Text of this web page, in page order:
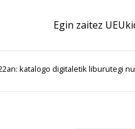
Egin zaitez
katalogo digitaletik liburutegi